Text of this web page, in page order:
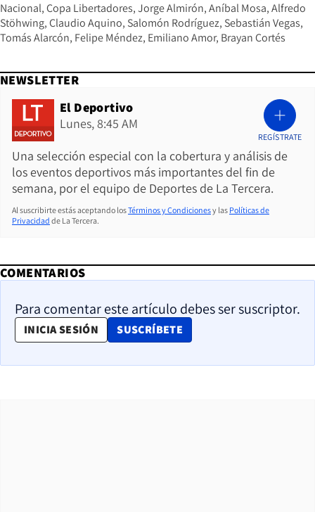
Nacional Copa Libertadores Jorge Almirón Aníbal Mosa Alfredo
Stöhwing Claudio Aquino Salomón Rodríguez Sebastián Vegas
Tomás Alarcón Felipe Méndez Emiliano Amor Brayan Cortés
NEWSLETTER
El Deportivo
Lunes, 8:45 AM
Una selección especial con la cobertura y análisis de
los eventos deportivos más importantes del fin de
semana, por el equipo de Deportes de La Tercera.
REGÍSTRATE
Al suscribirte estás aceptando losTérminos y Condicionesy las Políticas de
Privacidad de La Tercera.
COMENTARIOS
Para comentar este artículo debes ser suscriptor.
INICIA SESIÓN SUSCRÍBETE
OPENS IN NEW WINDOW